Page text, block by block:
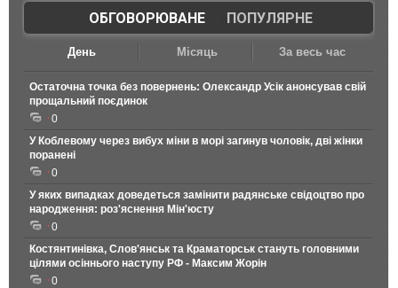
ОБГОВОРЮВАНЕ| ПОПУЛЯРНЕ
День Місяць За весь час
Остаточна точка без повернень: Олександр Усік анонсував свій
прощальний поєдинок
0
У Коблевому через вибух міни в морі загинув чоловік, дві жінки
поранені
0
У яких випадках доведеться замінити радянське свідоцтво про
народження: роз'яснення Мін'юсту
0
Костянтинівка, Слов'янськ та Краматорськ стануть головними
цілями осіннього наступу РФ - Максим Жорін
0